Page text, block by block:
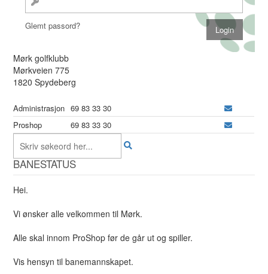
Glemt passord?
Mørk golfklubb
Mørkveien 775
1820 Spydeberg
Administrasjon 69 83 33 30
Proshop
69 83 33 30
BANESTATUS
Hei.
Vi ønsker alle velkommen til Mørk.
Alle skal innom ProShop før de går ut og spiller.
Vis hensyn til banemannskapet.